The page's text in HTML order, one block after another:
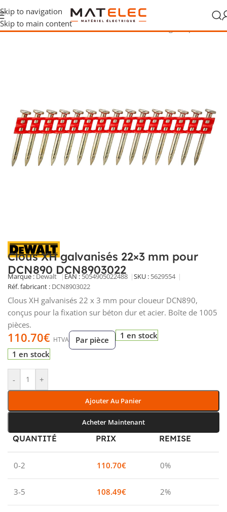
Skip to navigation
Skip to main content
fixation et raccordement/Fixation et montage/Clips à clou
Clous XH galvanisés 22×3 mm pour
DCN890 DCN8903022
Marque :Dewalt EAN : 5054905022488 SKU : 5629554
Réf. fabricant : DCN8903022
Clous XH galvanisés 22 x 3 mm pour cloueur DCN890,
conçus pour la fixation sur béton dur et acier. Boîte de 1005
pièces.
110.70€ HTVA Par pièce
1 en stock
1 en stock
- +
Ajouter Au Panier
Acheter Maintenant
QUANTITÉ PRIX REMISE
0-2 110.70€ 0%
3-5 108.49€ 2%